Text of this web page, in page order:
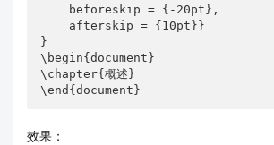
}
\begin{document}
\chapter{概述}
\end{document}
效果：